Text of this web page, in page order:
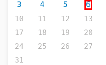
3 4 5 6
10
11 12 13
17
18 19 20
24
25 26 27
31